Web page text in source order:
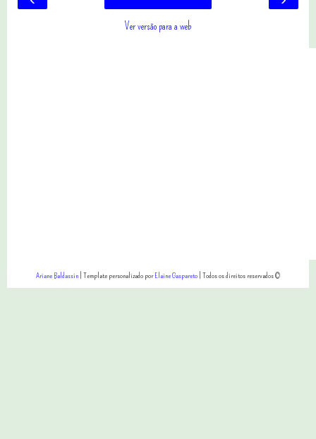
Ver versão para a web
Ariane Baldassin| Template personalizado porElaine Gaspareto| Todos os direitos reservados ©